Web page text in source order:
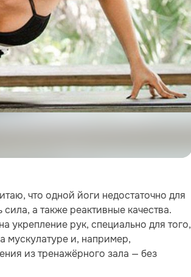
что одной йоги недостаточно для
а также реактивные качества.
укрепление рук, специально для того,
мускулатуре и, например,
из тренажёрного зала — без